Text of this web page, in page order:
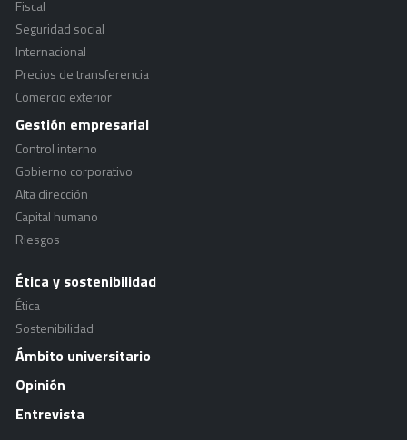
Fiscal
Seguridad social
Internacional
Precios de transferencia
Comercio exterior
Gestión empresarial
Control interno
Gobierno corporativo
Alta dirección
Capital humano
Riesgos
Ética y sostenibilidad
Ética
Sostenibilidad
Ámbito universitario
Opinión
Entrevista